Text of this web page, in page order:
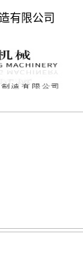
有限公司